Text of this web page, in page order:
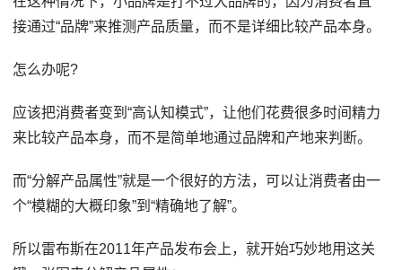
接通过“品牌”来推测产品质量，而不是详细比较产品本身。
怎么办呢?
应该把消费者变到“高认知模式”，让他们花费很多时间精力
来比较产品本身，而不是简单地通过品牌和产地来判断。
而“分解产品属性”就是一个很好的方法，可以让消费者由一
个“模糊的大概印象”到“精确地了解”。
所以雷布斯在2011年产品发布会上，就开始巧妙地用这关